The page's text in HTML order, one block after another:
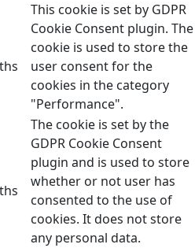
This cookie is set by GDPR
Cookie Consent plugin. The
cookie is used to store the
user consent for the
cookies in the category
"Performance".
The cookie is set by the
GDPR Cookie Consent
plugin and is used to store
whether or not user has
consented to the use of
cookies. It does not store
any personal data.